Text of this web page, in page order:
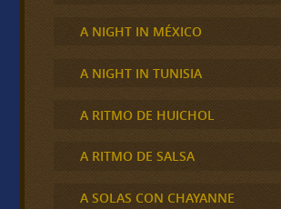
A NIGHT IN MÉXICO
A NIGHT IN TUNISIA
A RITMO DE HUICHOL
A RITMO DE SALSA
A SOLAS CON CHAYANNE